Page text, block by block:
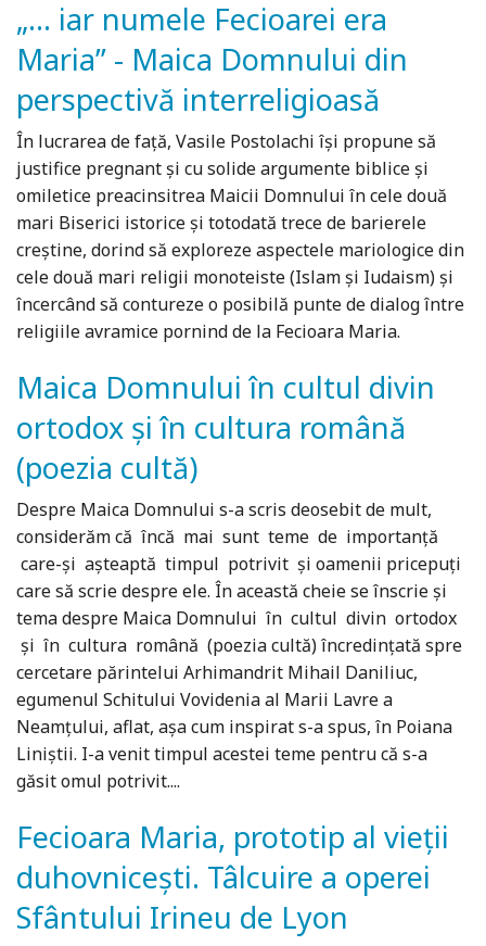
„... iar numele Fecioarei era
Maria” - Maica Domnului din
perspectivă interreligioasă
În lucrarea de față, Vasile Postolachi își propune să
justifice pregnant și cu solide argumente biblice și
omiletice preacinsitrea Maicii Domnului în cele două
mari Biserici istorice și totodată trece de barierele
creștine, dorind să exploreze aspectele mariologice din
cele două mari religii monoteiste (Islam și Iudaism) și
încercând să contureze o posibilă punte de dialog între
religiile avramice pornind de la Fecioara Maria.
Maica Domnului în cultul divin
ortodox și în cultura română
(poezia cultă)
Despre Maica Domnului s-a scris deosebit de mult,
considerăm că încă mai sunt teme de importanță
care-și așteaptă timpul potrivit și oamenii pricepuți
care să scrie despre ele. În această cheie se înscrie și
tema despre Maica Domnului în cultul divin ortodox
și în cultura română (poezia cultă) încredințată spre
cercetare părintelui Arhimandrit Mihail Daniliuc,
egumenul Schitului Vovidenia al Marii Lavre a
Neamțului, aflat, așa cum inspirat s-a spus, în Poiana
Liniștii. I-a venit timpul acestei teme pentru că s-a
găsit omul potrivit....
Fecioara Maria, prototip al vieţii
duhovniceşti. Tâlcuire a operei
Sfântului Irineu de Lyon